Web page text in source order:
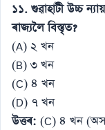
১১. গুৱাহাটী উচ্চ
ৰাজ্যলৈ বিস্তৃত?
(A) ২ খন
(B) ৩ খন
(C) ৪ খন
(D) ৭ খন
উত্তৰ: (C) ৪ খন